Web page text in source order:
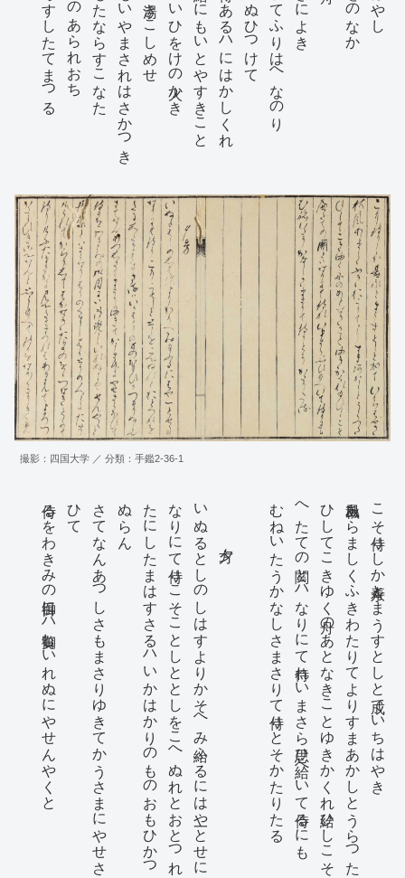
普門品のくとくにこそとかつかつをかミつそのかミはつか
あまりいつかの夜とかたらひあはせしもしるくこよひこそ
とうれしきにひきまくらして侍りきこれをうちとくる
はしめにてまめこともされこともこめすいひかちし侍りて
下の帯のむすひめかたくはしめをはりのけちめもみせ
侍らねはおかしき恋路に？そあん筏とたのみわたりて
撮影：四国大学 ／ 分類：手鑑2-36-1
こそ侍りしか寿永とまうすとしと成ていちはやき
秋風あらましくふきわたりてよりすまあかしとうらつた
ひしてこきゆく舟のあとなきことゆきかくれ給ひしこそ
へたての関とハなりにて侍れいまさら思ひ給へいて侍るにも
むねいたうかなしさまさりて侍りとそかたりたる
いぬるとしのしはすよりかそへみ給ふるにはや一とせに
なりにて侍りこそことしととしをこへぬれとおとつれを
た
に
し
た
ま
は
す
さ
る
ハ
い
か
は
か
り
の
も
の
お
も
ひ
か
つ
も
り
ぬ
ら
ん
さ
て
な
ん
あ
つ
し
さ
も
ま
さ
り
ゆ
き
て
か
う
さ
ま
に
や
せ
さ
ら
ほ
ひ
て
侍るをわきみの御目にハ御覧しいれぬにやせんやくと